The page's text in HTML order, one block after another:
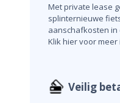
Met private lease
splinternieuwe
aanschafkosten
Klik hier voor
Veilig